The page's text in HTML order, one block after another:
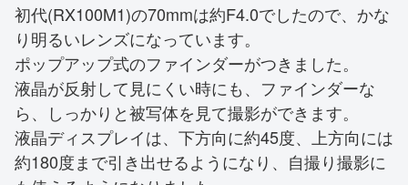
初代(RX100M1)の70mmは約F4.0でしたので、かな
り明るいレンズになっています。
ポップアップ式のファインダーがつきました。
液晶が反射して見にくい時にも、ファインダーな
ら、しっかりと被写体を見て撮影ができます。
液晶ディスプレイは、下方向に約45度、上方向には
約180度まで引き出せるようになり、自撮り撮影に